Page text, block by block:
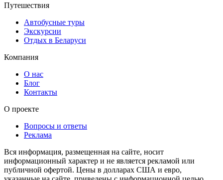
Путешествия
Автобусные туры
Экскурсии
Отдых в Беларуси
Компания
О нас
Блог
Контакты
О проекте
Вопросы и ответы
Реклама
Вся информация, размещенная на сайте, носит
информационный характер и не является рекламой или
публичной офертой. Цены в долларах США и евро,